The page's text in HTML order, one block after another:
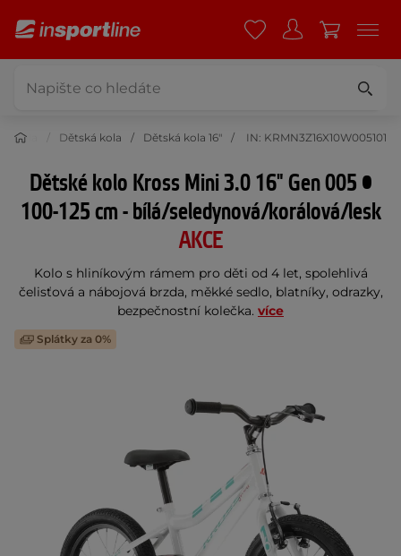
kola Dětská kola Dětská kola 16" IN: KRMN3Z16X10W005101
Dětské kolo Kross Mini 3.0 16" Gen 005 •
100-125 cm - bílá/seledynová/korálová/lesk
AKCE
Kolo s hliníkovým rámem pro děti od 4 let, spolehlivá
čelisťová a nábojová brzda, měkké sedlo, blatníky, odrazky,
bezpečnostní kolečka. více
Splátky za 0%